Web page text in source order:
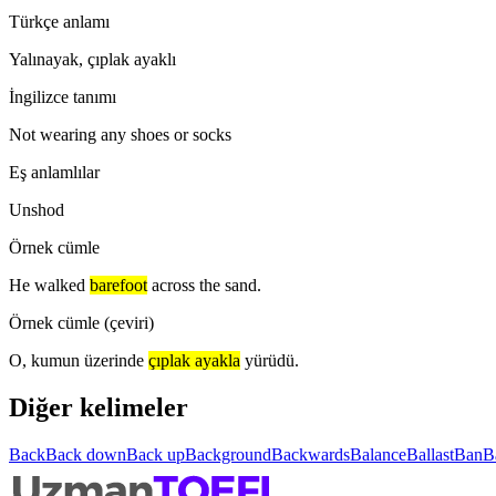
Türkçe anlamı
Yalınayak, çıplak ayaklı
İngilizce tanımı
Not wearing any shoes or socks
Eş anlamlılar
Unshod
Örnek cümle
He walked barefoot across the sand.
Örnek cümle (çeviri)
O, kumun üzerinde çıplak ayakla yürüdü.
Diğer kelimeler
BackBack downBack upBackgroundBackwardsBalanceBallastBan